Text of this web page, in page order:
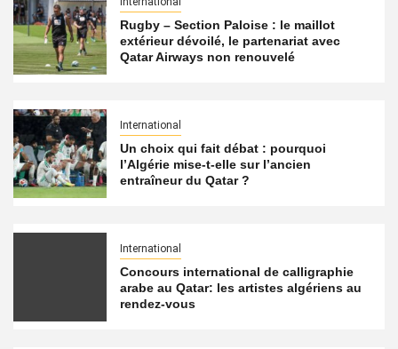
Rugby – Section Paloise : le maillot
extérieur dévoilé, le partenariat avec
Qatar Airways non renouvelé
International
Un choix qui fait débat : pourquoi
l’Algérie mise-t-elle sur l’ancien
entraîneur du Qatar ?
International
Concours international de calligraphie
arabe au Qatar: les artistes algériens au
rendez-vous